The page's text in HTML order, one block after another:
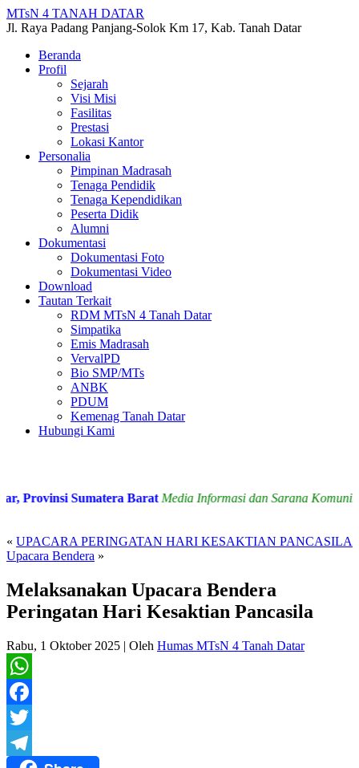
MTsN 4 TANAH DATAR
Jl. Raya Padang Panjang-Solok Km 17, Kab. Tanah Datar
Beranda
Profil
Sejarah
Visi Misi
Fasilitas
Prestasi
Lokasi Kantor
Personalia
Pimpinan Madrasah
Tenaga Pendidik
Tenaga Kependidikan
Peserta Didik
Alumni
Dokumentasi
Dokumentasi Foto
Dokumentasi Video
Download
Tautan Terkait
RDM MTsN 4 Tanah Datar
Simpatika
Emis Madrasah
VervalPD
Bio SMP/MTs
ANBK
PDUM
Kemenag Tanah Datar
Hubungi Kami
Provinsi Sumatera Barat Media Informasi dan Sarana
« UPACARA PERINGATAN HARI KESAKTIAN PANCASILA
Upacara Bendera »
Melaksanakan Upacara Bendera
Peringatan Hari Kesaktian Pancasila
Rabu, 1 Oktober 2025 | Oleh Humas MTsN 4 Tanah Datar
WhatsApp
Facebook
Twitter